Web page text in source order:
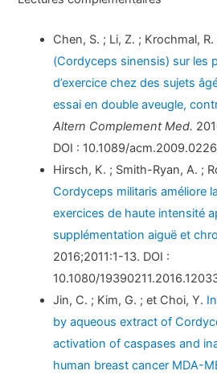
Chen, S. ; Li, Z. ; Krochmal, R.
(Cordyceps sinensis) sur les
d’exercice chez des sujets
essai en double aveugle,
Altern Complement Med.
DOI : 10.1089/
Hirsch, K. ; Smith-Ryan, A. ;
Cordyceps militaris améliore
exercices de haute intensité
supplémentation aiguë et
2016;2011:1-13. DOI :
10.1080/
Jin, C. ; Kim, G. ; et Choi, Y.
by aqueous extract of
activation of caspases and
human breast cancer MDA-